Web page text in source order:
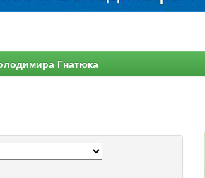
Гнатюка